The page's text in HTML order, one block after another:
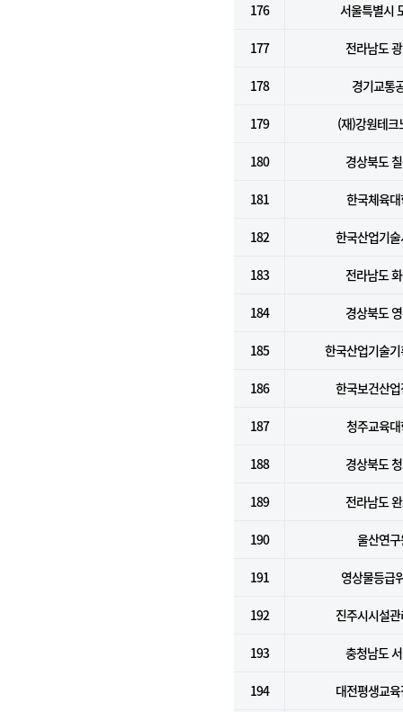
176 서울특별시
177 전라남도
178 경기교통
179 (재)강원테크
180 경상북도
181 한국체육
182 한국산업기
183 전라남도
184 경상북도
185 한국산업기술
186 한국보건산
187 청주교육
188 경상북도
189 전라남도
190 울산연
191 영상물등급
192 진주시시설
193 충청남도
194 대전평생교